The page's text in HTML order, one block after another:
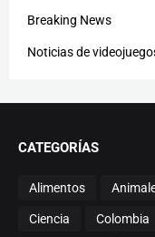
Breaking News
Noticias de
CATEGORÍAS
Alimentos
Ciencia Colombia